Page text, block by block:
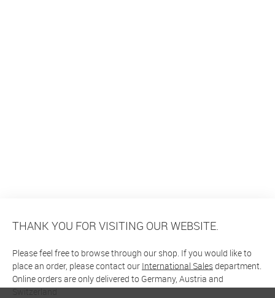
THANK YOU FOR VISITING OUR WEBSITE.
Please feel free to browse through our shop. If you would like to
place an order, please contact our International Salesdepartment.
Online orders are only delivered to Germany, Austria and
Switzerland